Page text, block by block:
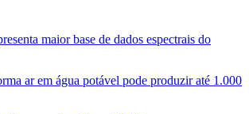
maior base de dados espectrais do
ar em água potável pode produzir até 1.000